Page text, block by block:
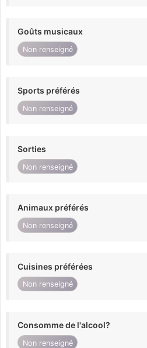
Goûts musicaux
Non renseigné
Sports préférés
Non renseigné
Sorties
Non renseigné
Animaux préférés
Non renseigné
Cuisines préférées
Non renseigné
Consomme de l'alcool?
Non renseigné